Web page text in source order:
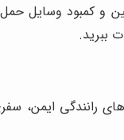
و کمبود وسایل
ببرید.
رانندگی ایمن،